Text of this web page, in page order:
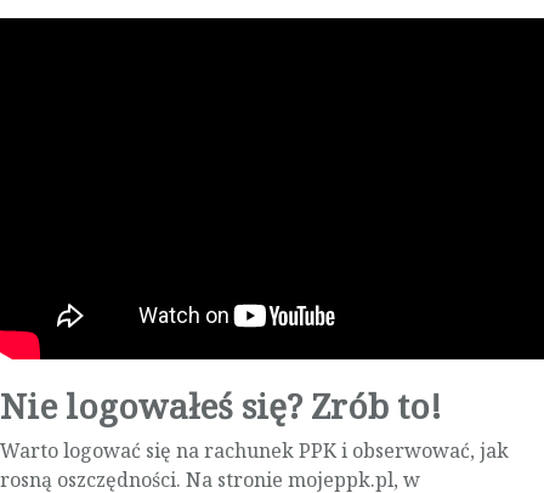
Nie logowałeś się? Zrób to!
Warto logować się na rachunek PPK i obserwować, jak
rosną oszczędności. Na stronie mojeppk.pl, w